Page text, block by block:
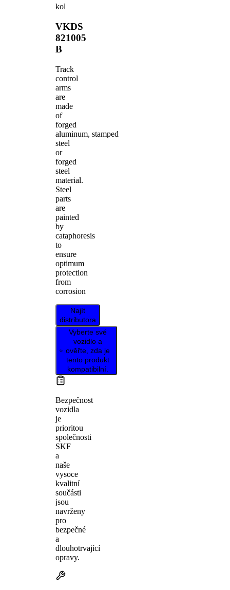
kol
VKDS
821005
B
Track
control
arms
are
made
of
forged
aluminum, stamped
steel
or
forged
steel
material.
Steel
parts
are
painted
by
cataphoresis
to
ensure
optimum
protection
from
corrosion
Najít
distributora
Vyberte své
vozidlo a
ověřte, zda je
tento produkt
kompatibilní.
Bezpečnost
vozidla
je
prioritou
společnosti
SKF
a
naše
vysoce
kvalitní
součásti
jsou
navrženy
pro
bezpečné
a
dlouhotrvající
opravy.